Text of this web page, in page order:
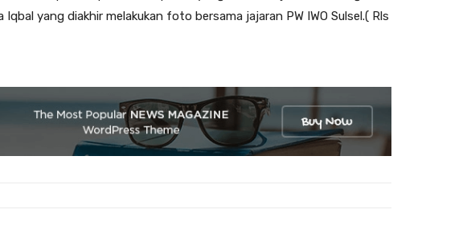
yang diakhir melakukan foto bersama jajaran PW IWO Sulsel.( Rls